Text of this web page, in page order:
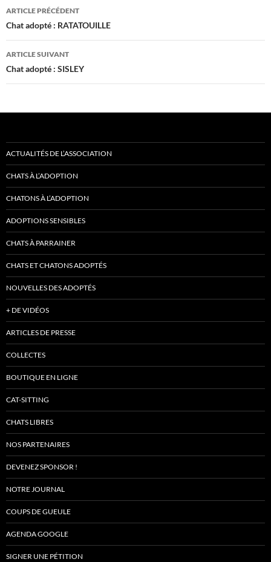
Navigation
des
articles
ARTICLE PRÉCÉDENT
Chat adopté : RATATOUILLE
ARTICLE SUIVANT
Chat adopté : SISLEY
ACTUALITÉS DE L’ASSOCIATION
CHATS À L’ADOPTION
CHATONS À L’ADOPTION
ADOPTIONS SENSIBLES
CHATS À PARRAINER
CHATS ET CHATONS ADOPTÉS
NOUVELLES DES ADOPTÉS
+ DE VIDÉOS
ARTICLES DE PRESSE
COLLECTES
BOUTIQUE EN LIGNE
CAT-SITTING
CHATS LIBRES
NOS PARTENAIRES
DEVENEZ SPONSOR !
NOTRE JOURNAL
COUPS DE GUEULE
AGENDA GOOGLE
SIGNER UNE PÉTITION